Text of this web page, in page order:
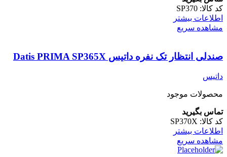
کد کالا: SP370
اطلاعات بیشتر
مشاهده سریع
‌صندلی انتظار تک نفره داتیس Datis PRIMA SP365X
داتیس
محصولات موجود
تماس بگیرید
کد کالا: SP370X
اطلاعات بیشتر
مشاهده سریع